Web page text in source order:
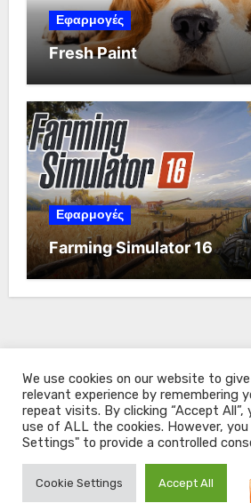
Εφαρμογές
Fresh Paint
Εφαρμογές
Farming Simulator 16
All About
We use cookies on our website to
relevant experience by remembering
repeat visits. By clicking “Accept
use of ALL the cookies. However,
Settings" to provide a controlled
Cookie Settings Accept All